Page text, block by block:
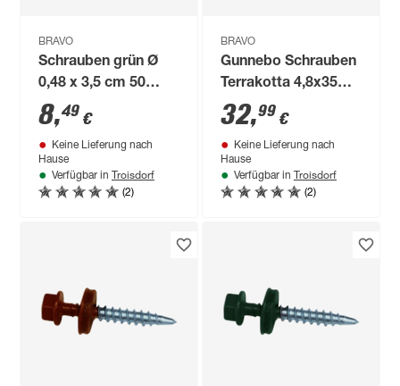
BRAVO
Schrauben grün Ø
0,48 x 3,5 cm 50
Stück
8,49 €
Keine Lieferung nach
Hause
Verfügbar in Troisdorf
(2)
BRAVO
Gunnebo Schrauben
Terrakotta 4,8x35
mm, 250 St Pac
32,99 €
Keine Lieferung nach
Hause
Verfügbar in Troisdorf
(2)